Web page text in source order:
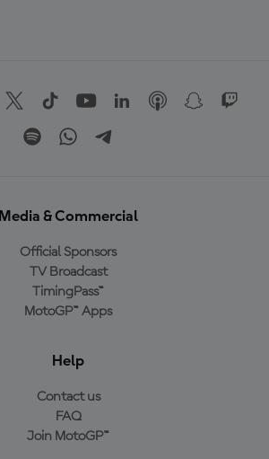
Media & Commercial
Official Sponsors
TV Broadcast
TimingPass™
MotoGP™ Apps
Help
Contact us
FAQ
Join MotoGP™